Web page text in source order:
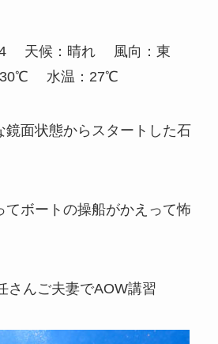
天候：晴れ
風向：東
30℃ 水温：27℃
鏡面状態からスタートした石
てボートの操船がかえって怖
さんご夫妻でAOW講習